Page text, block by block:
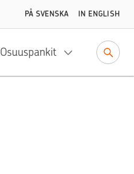
PÅ SVENSKA IN ENGLISH
Osuuspankit